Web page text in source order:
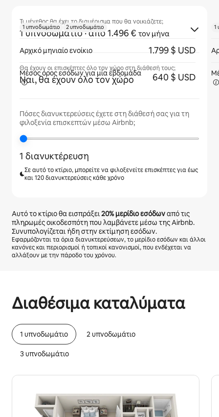
Τι μέγεθος θα έχει το διαμέρισμα που θα νοικιάζετε;
1 υπνοδωμάτιο · από 1.496 € τον μήνα
Θα έχουν οι επισκέπτες όλο τον χώρο στη διάθεσή τους;
Ναι, θα έχουν όλο τον χώρο
Πόσες διανυκτερεύσεις έχετε στη διάθεσή σας για τη
φιλοξενία επισκεπτών μέσω Airbnb;
1 διανυκτέρευση
Σε αυτό το κτίριο, μπορείτε να φιλοξενείτε επισκέπτες για έως
και 120 διανυκτερεύσεις κάθε χρόνο
Αυτό το κτίριο θα εισπράξει20%μερίδιο εσόδωναπό τις
πληρωμές οικοδεσπότη που λαμβάνετε μέσω της Airbnb.
Συνυπολογίζεται ήδη στην εκτίμηση εσόδων.
Εφαρμόζονται τα όρια διανυκτερεύσεων, το μερίδιο εσόδων και άλλοι
κανόνες και περιορισμοί ή τοπικοί κανονισμοί, που ενδέχεται να
αλλάξουν με την πάροδο του χρόνου.
Διαθέσιμα καταλύματα
1 υπνοδωμάτιο 2 υπνοδωμάτιο
3 υπνοδωμάτιο
1 υπνοδωμάτιο 2 υπνοδωμάτιο
Αρχικό μηνιαίο ενοίκιο 1.799 $ USD
Μέσος όρος εσόδων για μία εβδομάδα 640 $ USD
1